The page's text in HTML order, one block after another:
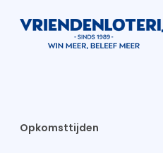
Opkomsttijden